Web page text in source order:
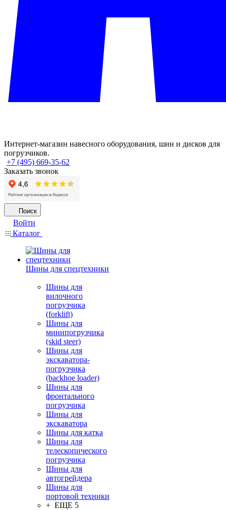
Интернет-магазин навесного оборудования, шин и дисков для
погрузчиков.
+7 (495) 669-35-62
Заказать звонок
Поиск
Войти
Каталог
Шины для спецтехники
Шины для
вилочного
погрузчика
(forklift)
Шины для
минипогрузчика
(skid steer)
Шины для
экскаватора-
погрузчика
(backhoe loader)
Шины для
фронтального
погрузчика
Шины для
экскаватора
Шины для катка
Шины для
телескопического
погрузчика
Шины для
автогрейдера
Шины для
портовой техники
+ ЕЩЕ 5